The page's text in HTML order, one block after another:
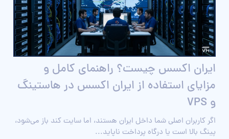
ایران اکسس چیست؟ راهنمای کامل و
مزایای استفاده از ایران اکسس در هاستینگ
و VPS
اگر کاربران اصلی شما داخل ایران هستند، اما سایت کند باز می‌شود،
پینگ بالا است یا درگاه پرداخت ناپاید...